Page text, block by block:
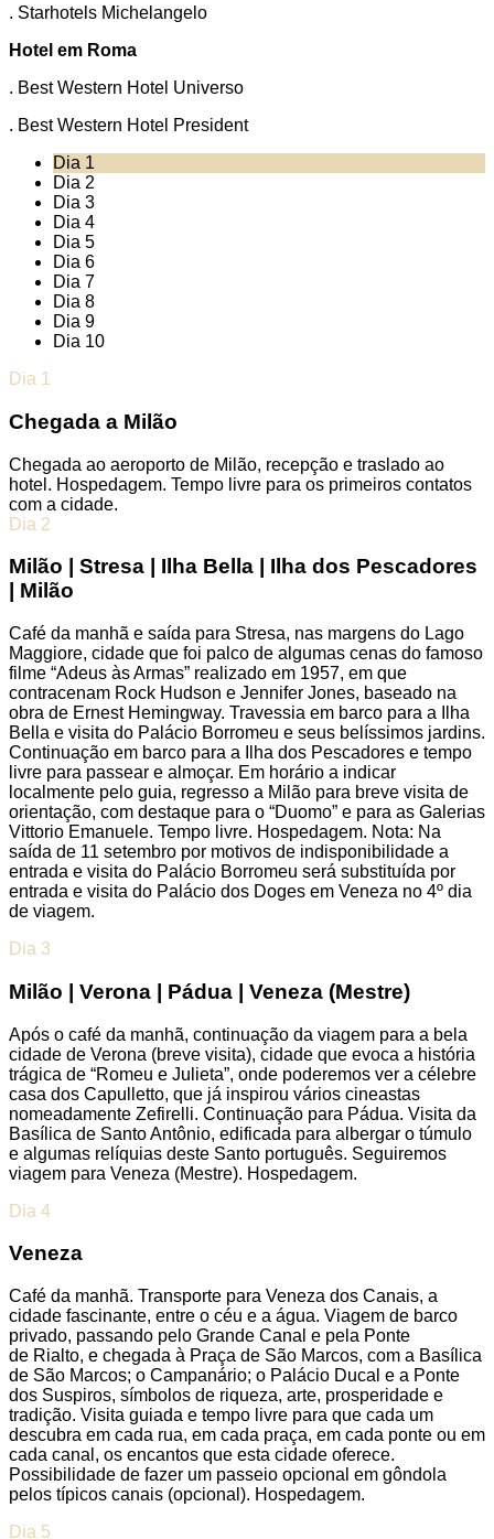
. Starhotels Michelangelo
Hotel em Roma
. Best Western Hotel Universo
. Best Western Hotel President
Dia 1
Dia 2
Dia 3
Dia 4
Dia 5
Dia 6
Dia 7
Dia 8
Dia 9
Dia 10
Dia 1
Chegada a Milão
Chegada ao aeroporto de Milão, recepção e traslado ao
hotel. Hospedagem. Tempo livre para os primeiros contatos
com a cidade.
Dia 2
Milão | Stresa | Ilha Bella | Ilha dos Pescadores
| Milão
Café da manhã e saída para Stresa, nas margens do Lago
Maggiore, cidade que foi palco de algumas cenas do famoso
filme “Adeus às Armas” realizado em 1957, em que
contracenam Rock Hudson e Jennifer Jones, baseado na
obra de Ernest Hemingway. Travessia em barco para a Ilha
Bella e visita do Palácio Borromeu e seus belíssimos jardins.
Continuação em barco para a Ilha dos Pescadores e tempo
livre para passear e almoçar. Em horário a indicar
localmente pelo guia, regresso a Milão para breve visita de
orientação, com destaque para o “Duomo” e para as Galerias
Vittorio Emanuele. Tempo livre. Hospedagem. Nota: Na
saída de 11 setembro por motivos de indisponibilidade a
entrada e visita do Palácio Borromeu será substituída por
entrada e visita do Palácio dos Doges em Veneza no 4º dia
de viagem.
Dia 3
Milão | Verona | Pádua | Veneza (Mestre)
Após o café da manhã, continuação da viagem para a bela
cidade de Verona (breve visita), cidade que evoca a história
trágica de “Romeu e Julieta”, onde poderemos ver a célebre
casa dos Capulletto, que já inspirou vários cineastas
nomeadamente Zefirelli. Continuação para Pádua. Visita da
Basílica de Santo Antônio, edificada para albergar o túmulo
e algumas relíquias deste Santo português. Seguiremos
viagem para Veneza (Mestre). Hospedagem.
Dia 4
Veneza
Café da manhã. Transporte para Veneza dos Canais, a
cidade fascinante, entre o céu e a água. Viagem de barco
privado, passando pelo Grande Canal e pela Ponte
de Rialto, e chegada à Praça de São Marcos, com a Basílica
de São Marcos; o Campanário; o Palácio Ducal e a Ponte
dos Suspiros, símbolos de riqueza, arte, prosperidade e
tradição. Visita guiada e tempo livre para que cada um
descubra em cada rua, em cada praça, em cada ponte ou em
cada canal, os encantos que esta cidade oferece.
Possibilidade de fazer um passeio opcional em gôndola
pelos típicos canais (opcional). Hospedagem.
Dia 5